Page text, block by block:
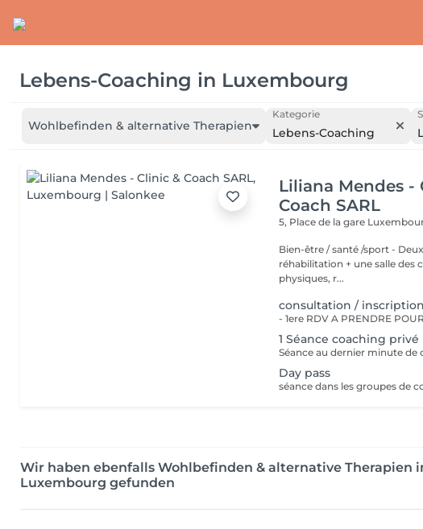
Lebens-Coaching in Luxembourg
Wohlbefinden & alternative Therapien
Kategorie
Lebens-Coaching
Liliana Mendes -
Coach SARL
5, Place de la gare
Bien-être / santé /sport - Deux studios de coaching/training et
réhabilitation + une salle des cours
physiques, r...
consultation /
1 Séance coaching privé
Séance au dernier minute de
Day pass
Wir haben ebenfalls Wohlbefinden & alternative Therapien
Luxembourg gefunden